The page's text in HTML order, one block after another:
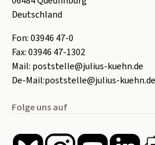
Deutschland
Fon:03946 47-0
Fax:03946 47-1302
Mail: poststelle@julius-kuehn.de
De-Mail:poststelle@julius-
Folge uns auf